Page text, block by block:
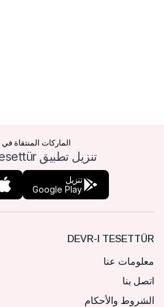
الماركات المنتقاة
تنزيل تطبيق Devr-i Tesettür
تنزيل
Google Play
DEVR-I TESETTÜR
معلومات عنا
اتصل بنا
الشروط والأحكام